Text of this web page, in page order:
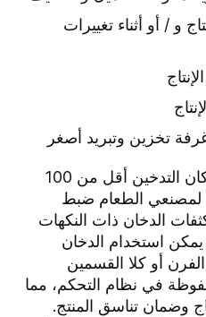
و / أو أثناء تغييرات
تخزين وتبريد أصغر
في كلتا الطريقتين، سواء أكان التدخين أقل من 100
لمصنعي الطعام ضبط
الدخان ذات النكهات
يمكن استخدام الدخان
أو كلا القسمين
في نظام التحكم، مما
وضمان تناسق المنتج.